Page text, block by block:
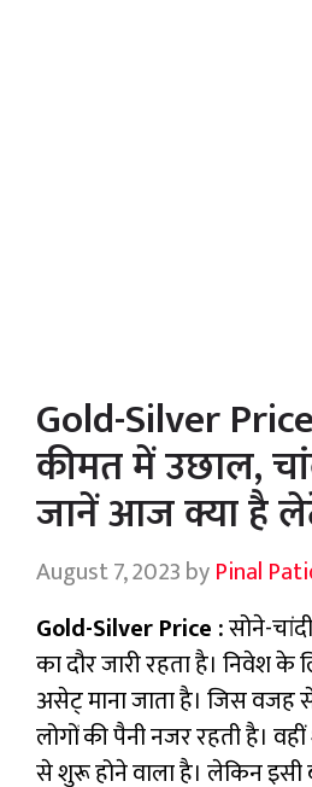
Gold-Silver
कीमत में उछाल,
जानें आज क्या है
August 7, 2023byPinal
Gold-Silver Price :सोने-
का दौर जारी रहता है। निवेश
असेट् माना जाता है। जिस वजह
लोगों की पैनी नजर रहती है।
से शुरू होने वाला है। लेकिन इसी